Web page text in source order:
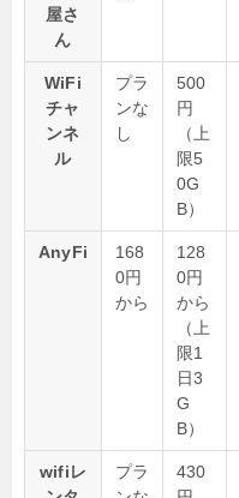
屋さ
ん
WiFi
チャ
ンネ
ル
プラ
ンな
し
500
円
（上
限5
0G
B）
AnyFi
168
0円
から
128
0円
から
（上
限1
日3
G
B）
wifiレ
プラ
430